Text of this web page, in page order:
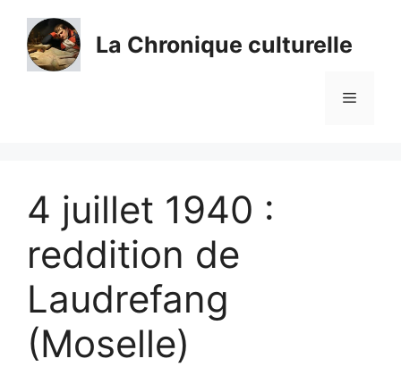
contenu
La Chronique culturelle
Menu
4 juillet 1940 :
reddition de
Laudrefang
(Moselle)